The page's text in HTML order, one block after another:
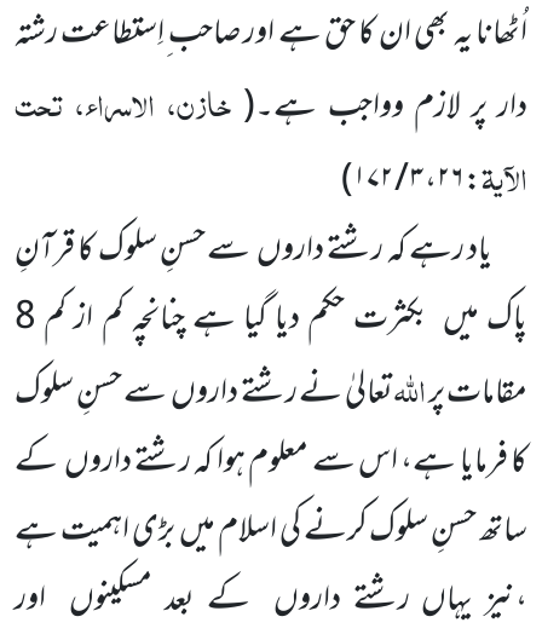
اُٹھانا یہ بھی ان کا حق ہے اور صاحب ِاِستطاعت رشتہ
دار پر لازم وواجب ہے۔( خازن، الاسراء، تحت
الآیۃ:۲۶،۳ / ۱۷۲
)
یاد رہے کہ رشتے داروںسے حسنِ سلوک کا قرآنِ
پاک میں بکثرت حکم دیا گیا ہے چنانچہ کم از کم8
مقامات پراللّٰہتعالیٰ نے رشتے داروںسے حسنِ سلوک
کا فرمایا ہے، اس سے معلوم ہوا کہ رشتے داروںکے
ساتھ حسنِ سلوک کرنے کی اسلام میںبڑی اہمیت ہے
،نیز یہاں رشتے داروں کے بعد مسکینوں اور